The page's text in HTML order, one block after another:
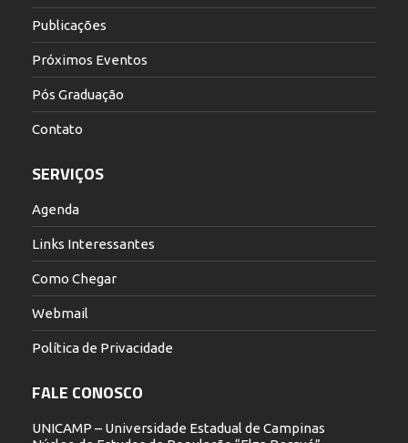
Publicações
Próximos Eventos
Pós Graduação
Contato
SERVIÇOS
Agenda
Links Interessantes
Como Chegar
Webmail
Política de Privacidade
FALE CONOSCO
UNICAMP – Universidade Estadual de Campinas